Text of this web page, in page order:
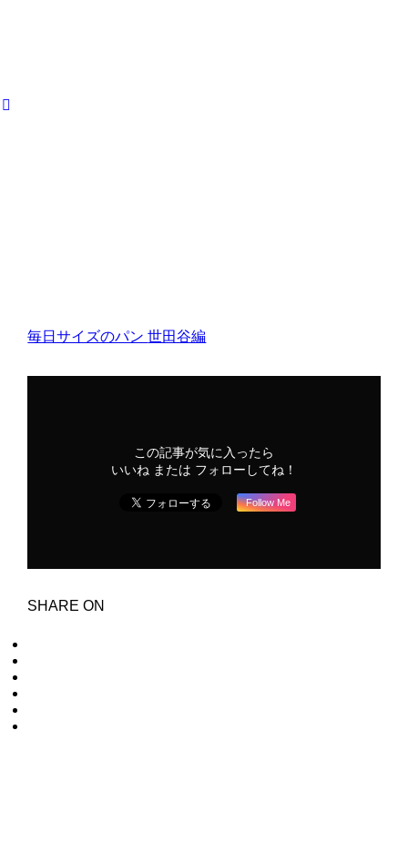
毎日サイズのパン世田谷編
この記事が気に入ったら
いいね または フォローしてね！
Follow Me
SHARE ON